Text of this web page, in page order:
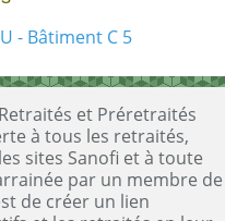
- Bâtiment C 5
et Préretraités
à tous les retraités,
sites Sanofi et à toute
par un membre de
de créer un lien